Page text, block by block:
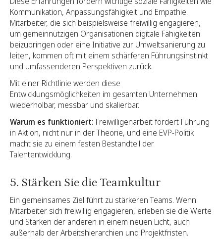
Kommunikation, Anpassungsfähigkeit und Empathie.
Mitarbeiter, die sich beispielsweise freiwillig engagieren,
um gemeinnützigen Organisationen digitale Fähigkeiten
beizubringen oder eine Initiative zur Umweltsanierung zu
leiten, kommen oft mit einem schärferen Führungsinstinkt
und umfassenderen Perspektiven zurück.
Mit einer Richtlinie werden diese
Entwicklungsmöglichkeiten im gesamten Unternehmen
wiederholbar, messbar und skalierbar.
Warum es funktioniert: Freiwilligenarbeit fördert Führung
in Aktion, nicht nur in der Theorie, und eine EVP-Politik
macht sie zu einem festen Bestandteil der
Talententwicklung.
5. Stärken Sie die Teamkultur
Ein gemeinsames Ziel führt zu stärkeren Teams. Wenn
Mitarbeiter sich freiwillig engagieren, erleben sie die Werte
und Stärken der anderen in einem neuen Licht, auch
außerhalb der Arbeitshierarchien und Projektfristen.